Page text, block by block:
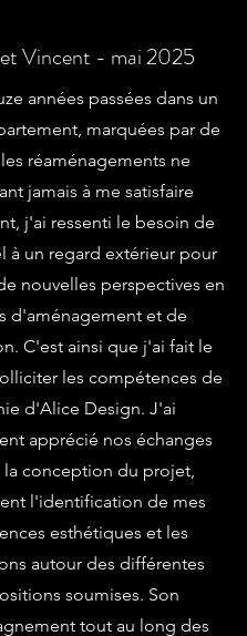
Vincent - mai 2025
années passées dans un
marquées par de
réaménagements ne
jamais à me satisfaire
j'ai ressenti le besoin de
à un regard extérieur pour
nouvelles perspectives en
d'aménagement et de
C'est ainsi que j'ai fait le
les compétences de
d'Alice Design. J'ai
apprécié nos échanges
la conception du projet,
l'identification de mes
esthétiques et les
autour des différentes
soumises. Son
tout au long des